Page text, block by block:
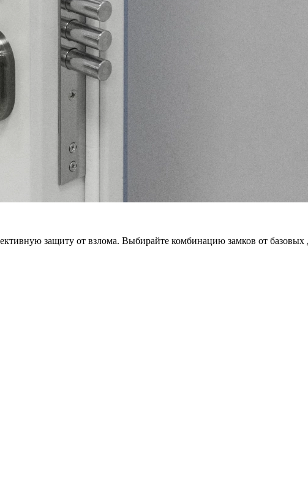
защиту от взлома. Выбирайте комбинацию замков от